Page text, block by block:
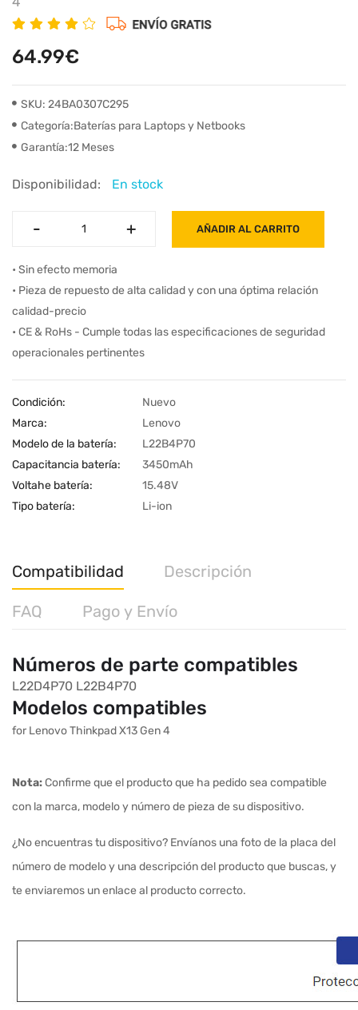
64.99€
SKU: 24BA0307C295
Categoría:Baterías para Laptops y Netbooks
Garantía:12 Meses
Disponibilidad: En stock
- +
- + AÑADIR AL CARRITO
• Sin efecto memoria
• Pieza de repuesto de alta calidad y con una óptima relación
calidad-precio
• CE & RoHs - Cumple todas las especificaciones de seguridad
operacionales pertinentes
Condición:
Nuevo
Marca:
Lenovo
Modelo de la batería:
L22B4P70
Capacitancia batería:
3450mAh
Voltahe batería:
15.48V
Tipo batería:
Li-ion
Compatibilidad Descripción
FAQ Pago y Envío
Números de parte compatibles
L22D4P70 L22B4P70
Modelos compatibles
for Lenovo Thinkpad X13 Gen 4
Nota:Confirme que el producto que ha pedido sea compatible
con la marca, modelo y número de pieza de su dispositivo.
¿No encuentras tu dispositivo? Envíanos una foto de la placa del
número de modelo y una descripción del producto que buscas, y
te enviaremos un enlace al producto correcto.